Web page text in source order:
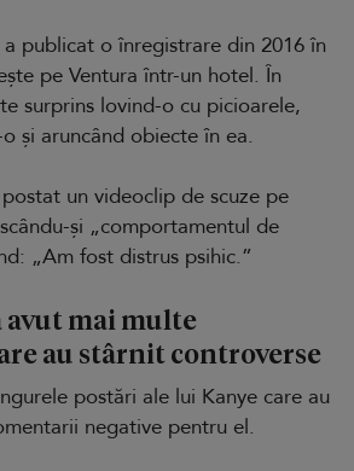
publicat o înregistrare din 2016 în
pe Ventura într-un hotel. În
surprins lovind-o cu picioarele,
și aruncând obiecte în ea.
un videoclip de scuze pe
și „comportamentul de
„Am fost distrus psihic.”
avut mai multe
au stârnit controverse
postări ale lui Kanye care au
negative pentru el.